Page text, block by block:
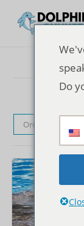
Orden
Do